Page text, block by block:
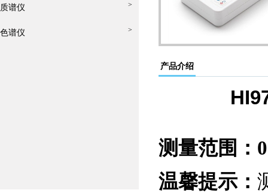
>
质谱仪
>
色谱仪
产品介绍
测量范围 ：
温馨提示：